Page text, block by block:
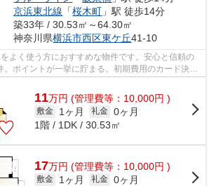
京浜東北線 「桜木町 」駅 徒歩14分
築33年 / 30.53㎡～64.30㎡
神奈川県横浜市西区東ケ丘41-10
よく使う方におすすめな物件です。安心と信頼の
。ポイントが一挙に貯まる。初期費用のカード決済
リアと京急本線...
11万円 (管理費等：10,000円 )
敷金 1ヶ月 礼金 0ヶ月
1階 / 1DK / 30.53㎡
17万円 (管理費等：10,000円 )
敷金 1ヶ月 礼金 0ヶ月